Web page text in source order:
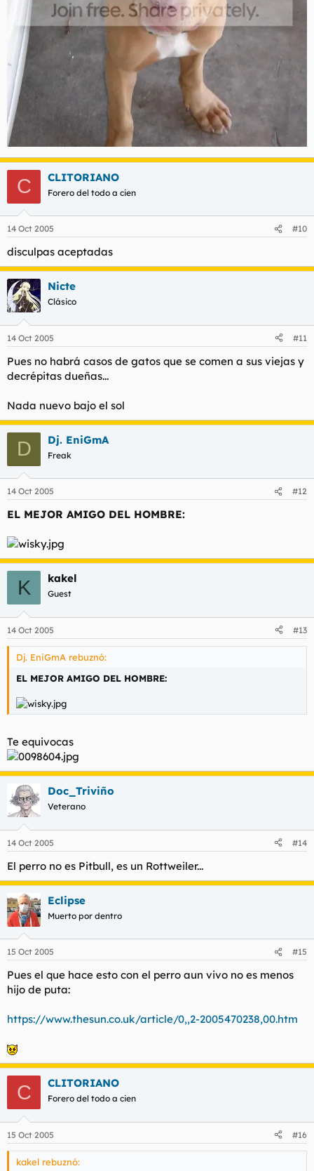
C CLITORIANO
Forero del todo a cien
14 Oct 2005 #10
disculpas aceptadas
Nicte
Clásico
14 Oct 2005 #11
Pues no habrá casos de gatos que se comen a sus viejas y
decrépitas dueñas...
Nada nuevo bajo el sol
D Dj. EniGmA
Freak
14 Oct 2005 #12
EL MEJOR AMIGO DEL HOMBRE:
K kakel
Guest
14 Oct 2005 #13
Dj. EniGmA rebuznó:
EL MEJOR AMIGO DEL HOMBRE:
Te equivocas
Doc_Triviño
Veterano
14 Oct 2005 #14
El perro no es Pitbull, es un Rottweiler...
Eclipse
Muerto por dentro
15 Oct 2005 #15
Pues el que hace esto con el perro aun vivo no es menos
hijo de puta:
https://www.thesun.co.uk/article/0,,2-2005470238,00.htm
C CLITORIANO
Forero del todo a cien
15 Oct 2005 #16
kakel rebuznó: